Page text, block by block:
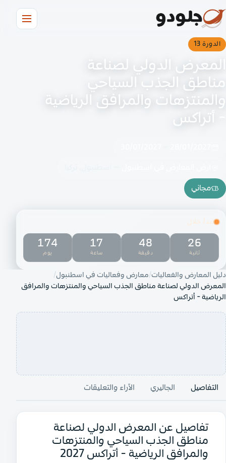
الدورة 13
المعرض الدولي لصناعة
مناطق الجذب السياحي
والمنتزهات والمرافق الرياضية
- أتراكس
مجاني
تبدأ خلال
174
يوم
17
ساعة
48
دقيقة
26
ثانية
دليل المعارض والفعاليات معارض وفعاليات في اسطنبول
المعرض الدولي لصناعة مناطق الجذب السياحي والمنتزهات والمرافق
الرياضية - أتراكس
التفاصيل الجاليري الآراء والتعليقات
تفاصيل عن المعرض الدولي لصناعة
مناطق الجذب السياحي والمنتزهات
والمرافق الرياضية - أتراكس 2027